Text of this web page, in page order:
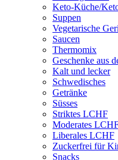
Keto-Küche/
Suppen
Vegetarische
Saucen
Thermomix
Geschenke aus
Kalt und lecker
Schwedisches
Getränke
Süsses
Striktes LCHF
Moderates
Liberales LCHF
Zuckerfrei für
Snacks